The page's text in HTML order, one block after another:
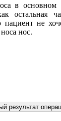
в основном
остальная
пациент не
нос.
результат